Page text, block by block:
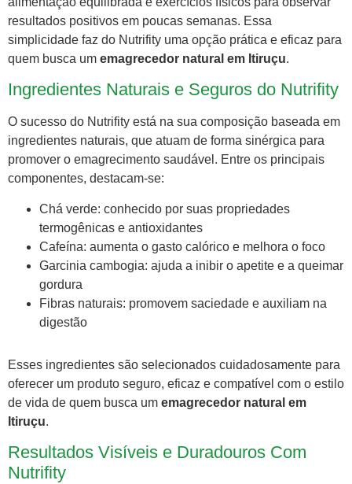
resultados positivos em poucas semanas. Essa
simplicidade faz do Nutrifity uma opção prática e eficaz para
quem busca um emagrecedor natural em Itiruçu.
Ingredientes Naturais e Seguros do Nutrifity
O sucesso do Nutrifity está na sua composição baseada em
ingredientes naturais, que atuam de forma sinérgica para
promover o emagrecimento saudável. Entre os principais
componentes, destacam-se:
Chá verde: conhecido por suas propriedades
termogênicas e antioxidantes
Cafeína: aumenta o gasto calórico e melhora o foco
Garcinia cambogia: ajuda a inibir o apetite e a queimar
gordura
Fibras naturais: promovem saciedade e auxiliam na
digestão
Esses ingredientes são selecionados cuidadosamente para
oferecer um produto seguro, eficaz e compatível com o estilo
de vida de quem busca um emagrecedor natural em
Itiruçu.
Resultados Visíveis e Duradouros Com
Nutrifity